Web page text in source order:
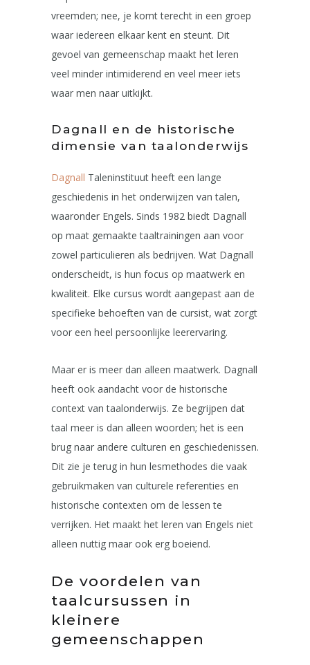
vreemden; nee, je komt terecht in een groep
waar iedereen elkaar kent en steunt. Dit
gevoel van gemeenschap maakt het leren
veel minder intimiderend en veel meer iets
waar men naar uitkijkt.
Dagnall en de historische
dimensie van taalonderwijs
Dagnall Taleninstituut heeft een lange
geschiedenis in het onderwijzen van talen,
waaronder Engels. Sinds 1982 biedt Dagnall
op maat gemaakte taaltrainingen aan voor
zowel particulieren als bedrijven. Wat Dagnall
onderscheidt, is hun focus op maatwerk en
kwaliteit. Elke cursus wordt aangepast aan de
specifieke behoeften van de cursist, wat zorgt
voor een heel persoonlijke leerervaring.
Maar er is meer dan alleen maatwerk. Dagnall
heeft ook aandacht voor de historische
context van taalonderwijs. Ze begrijpen dat
taal meer is dan alleen woorden; het is een
brug naar andere culturen en geschiedenissen.
Dit zie je terug in hun lesmethodes die vaak
gebruikmaken van culturele referenties en
historische contexten om de lessen te
verrijken. Het maakt het leren van Engels niet
alleen nuttig maar ook erg boeiend.
De voordelen van
taalcursussen in
kleinere
gemeenschappen